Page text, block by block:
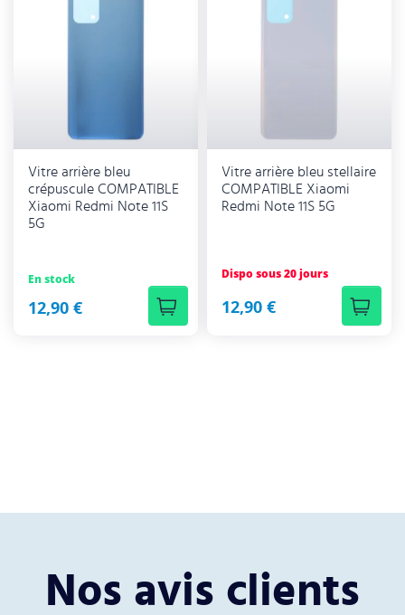
Vitre arrière bleu
crépuscule COMPATIBLE
Xiaomi Redmi Note 11S
5G
En stock
12,90 €
Vitre arrière bleu stellaire
COMPATIBLE Xiaomi
Redmi Note 11S 5G
Dispo sous 20 jours
12,90 €
Nos avis clients